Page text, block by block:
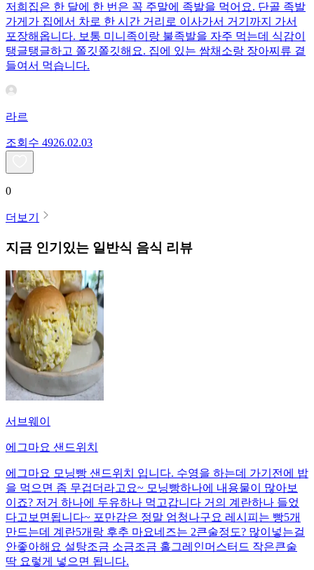
저희집은 한 달에 한 번은 꼭 주말에 족발을 먹어요. 단골 족발
가게가 집에서 차로 한 시간 거리로 이사가서 거기까지 가서
포장해옵니다. 보통 미니족이랑 불족발을 자주 먹는데 식감이
탱글탱글하고 쫄깃쫄깃해요. 집에 있는 쌈채소랑 장아찌류 곁
들여서 먹습니다.
라르
조회수 4926.02.03
0
더보기
지금 인기있는 일반식 음식 리뷰
서브웨이
에그마요 샌드위치
에그마요 모닝빵 샌드위치 입니다. 수영을 하는데 가기전에 밥
을 먹으면 좀 무겁더라고요~ 모닝빵하나에 내용물이 많아보
이죠? 저거 하나에 두유하나 먹고갑니다 거의 계란하나 들었
다고보면됩니다~ 포만감은 정말 엄청나구요 레시피는 빵5개
만드는데 계란5개랑 후추 마요네즈는 2큰술정도? 많이넣는걸
안좋아해요 설탕조금 소금조금 홀그레인머스터드 작은큰술
딱 요렇게 넣으면 됩니다.